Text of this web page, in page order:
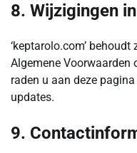
8. Wijzigingen
‘keptarolo.com’
Algemene Voorwaarden
raden u aan deze
updates.
9.